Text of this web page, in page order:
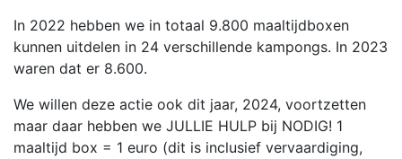
In 2022 hebben we in totaal 9.800 maaltijdboxen
kunnen uitdelen in 24 verschillende kampongs. In 2023
waren dat er 8.600.
We willen deze actie ook dit jaar, 2024, voortzetten
maar daar hebben we JULLIE HULP bij NODIG! 1
maaltijd box = 1 euro (dit is inclusief vervaardiging,